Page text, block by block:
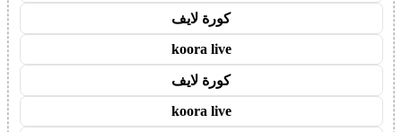
كورة لايف
koora live
كورة لايف
koora live